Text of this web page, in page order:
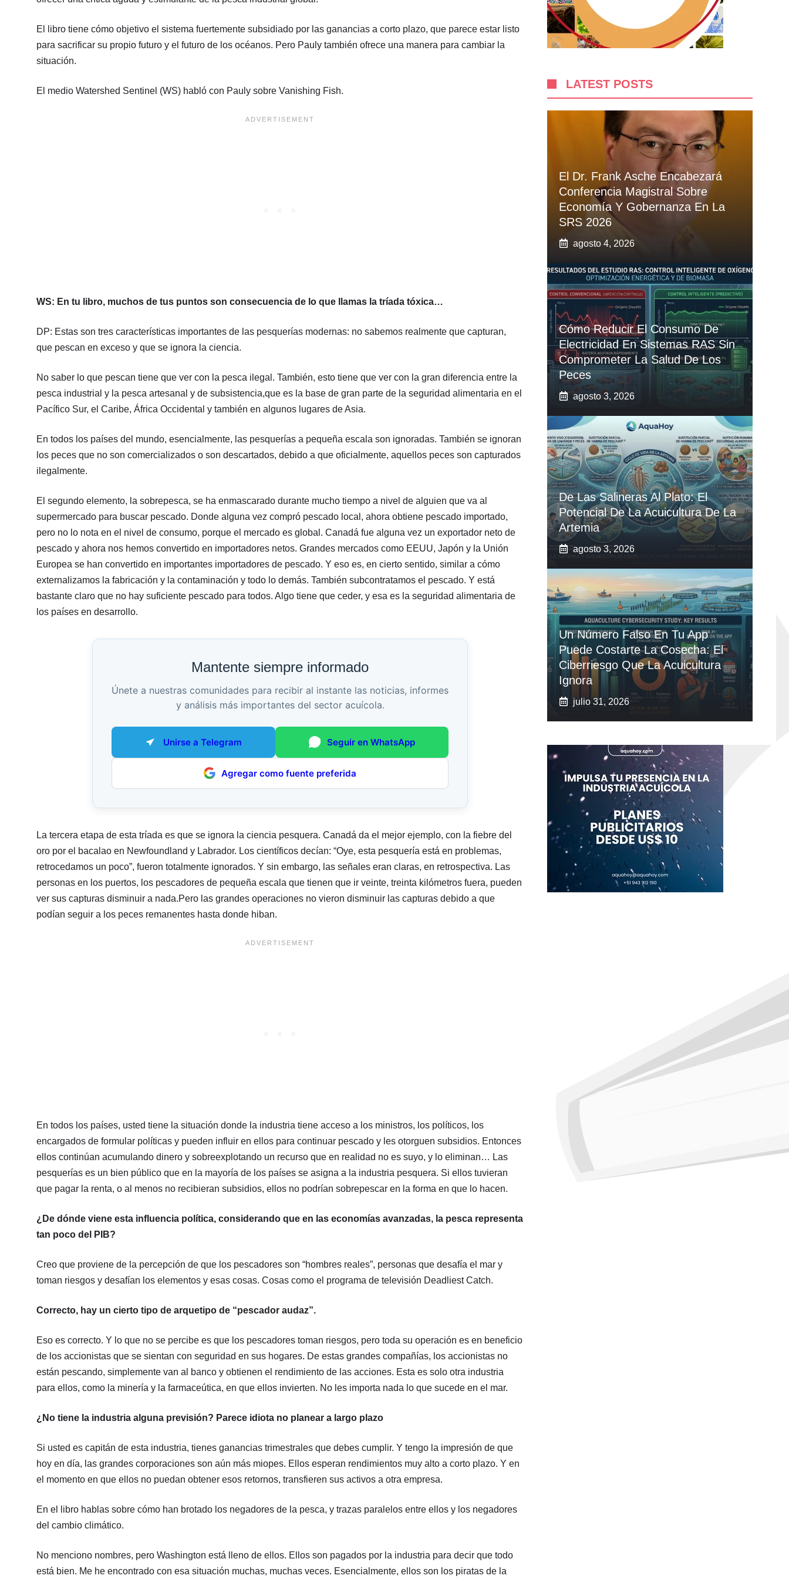
El libro tiene cómo objetivo el sistema fuertemente subsidiado por las ganancias a corto plazo, que parece estar listo
para sacrificar su propio futuro y el futuro de los océanos. Pero Pauly también ofrece una manera para cambiar la
situación.
El medio Watershed Sentinel (WS) habló con Pauly sobre Vanishing Fish.
WS: En tu libro, muchos de tus puntos son consecuencia de lo que llamas la tríada tóxica…
DP: Estas son tres características importantes de las pesquerías modernas: no sabemos realmente que capturan,
que pescan en exceso y que se ignora la ciencia.
No saber lo que pescan tiene que ver con la pesca ilegal. También, esto tiene que ver con la gran diferencia entre la
pesca industrial y la pesca artesanal y de subsistencia,que es la base de gran parte de la seguridad alimentaria en el
Pacífico Sur, el Caribe, África Occidental y también en algunos lugares de Asia.
En todos los países del mundo, esencialmente, las pesquerías a pequeña escala son ignoradas. También se ignoran
los peces que no son comercializados o son descartados, debido a que oficialmente, aquellos peces son capturados
ilegalmente.
El segundo elemento, la sobrepesca, se ha enmascarado durante mucho tiempo a nivel de alguien que va al
supermercado para buscar pescado. Donde alguna vez compró pescado local, ahora obtiene pescado importado,
pero no lo nota en el nivel de consumo, porque el mercado es global. Canadá fue alguna vez un exportador neto de
pescado y ahora nos hemos convertido en importadores netos. Grandes mercados como EEUU, Japón y la Unión
Europea se han convertido en importantes importadores de pescado. Y eso es, en cierto sentido, similar a cómo
externalizamos la fabricación y la contaminación y todo lo demás. También subcontratamos el pescado. Y está
bastante claro que no hay suficiente pescado para todos. Algo tiene que ceder, y esa es la seguridad alimentaria de
los países en desarrollo.
Mantente siempre informado
Únete a nuestras comunidades para recibir al instante las noticias, informes
y análisis más importantes del sector acuícola.
Unirse a Telegram Seguir en WhatsApp
Agregar como fuente preferida
La tercera etapa de esta tríada es que se ignora la ciencia pesquera. Canadá da el mejor ejemplo, con la fiebre del
oro por el bacalao en Newfoundland y Labrador. Los científicos decían: “Oye, esta pesquería está en problemas,
retrocedamos un poco”, fueron totalmente ignorados. Y sin embargo, las señales eran claras, en retrospectiva. Las
personas en los puertos, los pescadores de pequeña escala que tienen que ir veinte, treinta kilómetros fuera, pueden
ver sus capturas disminuir a nada.Pero las grandes operaciones no vieron disminuir las capturas debido a que
podían seguir a los peces remanentes hasta donde hiban.
En todos los países, usted tiene la situación donde la industria tiene acceso a los ministros, los políticos, los
encargados de formular políticas y pueden influir en ellos para continuar pescado y les otorguen subsidios. Entonces
ellos continúan acumulando dinero y sobreexplotando un recurso que en realidad no es suyo, y lo eliminan… Las
pesquerías es un bien público que en la mayoría de los países se asigna a la industria pesquera. Si ellos tuvieran
que pagar la renta, o al menos no recibieran subsidios, ellos no podrían sobrepescar en la forma en que lo hacen.
¿De dónde viene esta influencia política, considerando que en las economías avanzadas, la pesca representa
tan poco del PIB?
Creo que proviene de la percepción de que los pescadores son “hombres reales”, personas que desafía el mar y
toman riesgos y desafían los elementos y esas cosas. Cosas como el programa de televisión Deadliest Catch.
Correcto, hay un cierto tipo de arquetipo de “pescador audaz”.
Eso es correcto. Y lo que no se percibe es que los pescadores toman riesgos, pero toda su operación es en beneficio
de los accionistas que se sientan con seguridad en sus hogares. De estas grandes compañías, los accionistas no
están pescando, simplemente van al banco y obtienen el rendimiento de las acciones. Esta es solo otra industria
para ellos, como la minería y la farmaceútica, en que ellos invierten. No les importa nada lo que sucede en el mar.
¿No tiene la industria alguna previsión? Parece idiota no planear a largo plazo
Si usted es capitán de esta industria, tienes ganancias trimestrales que debes cumplir. Y tengo la impresión de que
hoy en día, las grandes corporaciones son aún más miopes. Ellos esperan rendimientos muy alto a corto plazo. Y en
el momento en que ellos no puedan obtener esos retornos, transfieren sus activos a otra empresa.
En el libro hablas sobre cómo han brotado los negadores de la pesca, y trazas paralelos entre ellos y los negadores
del cambio climático.
No menciono nombres, pero Washington está lleno de ellos. Ellos son pagados por la industria para decir que todo
está bien. Me he encontrado con esa situación muchas, muchas veces. Esencialmente, ellos son los piratas de la
LATEST POSTS
El Dr. Frank Asche Encabezará
Conferencia Magistral Sobre
Economía Y Gobernanza En La
SRS 2026
agosto 4, 2026
Cómo Reducir El Consumo De
Electricidad En Sistemas RAS Sin
Comprometer La Salud De Los
Peces
agosto 3, 2026
De Las Salineras Al Plato: El
Potencial De La Acuicultura De La
Artemia
agosto 3, 2026
Un Número Falso En Tu App
Puede Costarte La Cosecha: El
Ciberriesgo Que La Acuicultura
Ignora
julio 31, 2026